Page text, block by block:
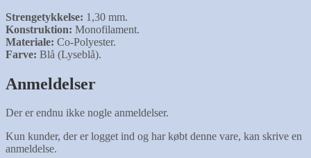
Strengetykkelse: 1,30 mm.
Konstruktion: Monofilament.
Materiale: Co-Polyester.
Farve: Blå (Lyseblå).
Anmeldelser
Der er endnu ikke nogle anmeldelser.
Kun kunder, der er logget ind og har købt denne vare, kan skrive en
anmeldelse.